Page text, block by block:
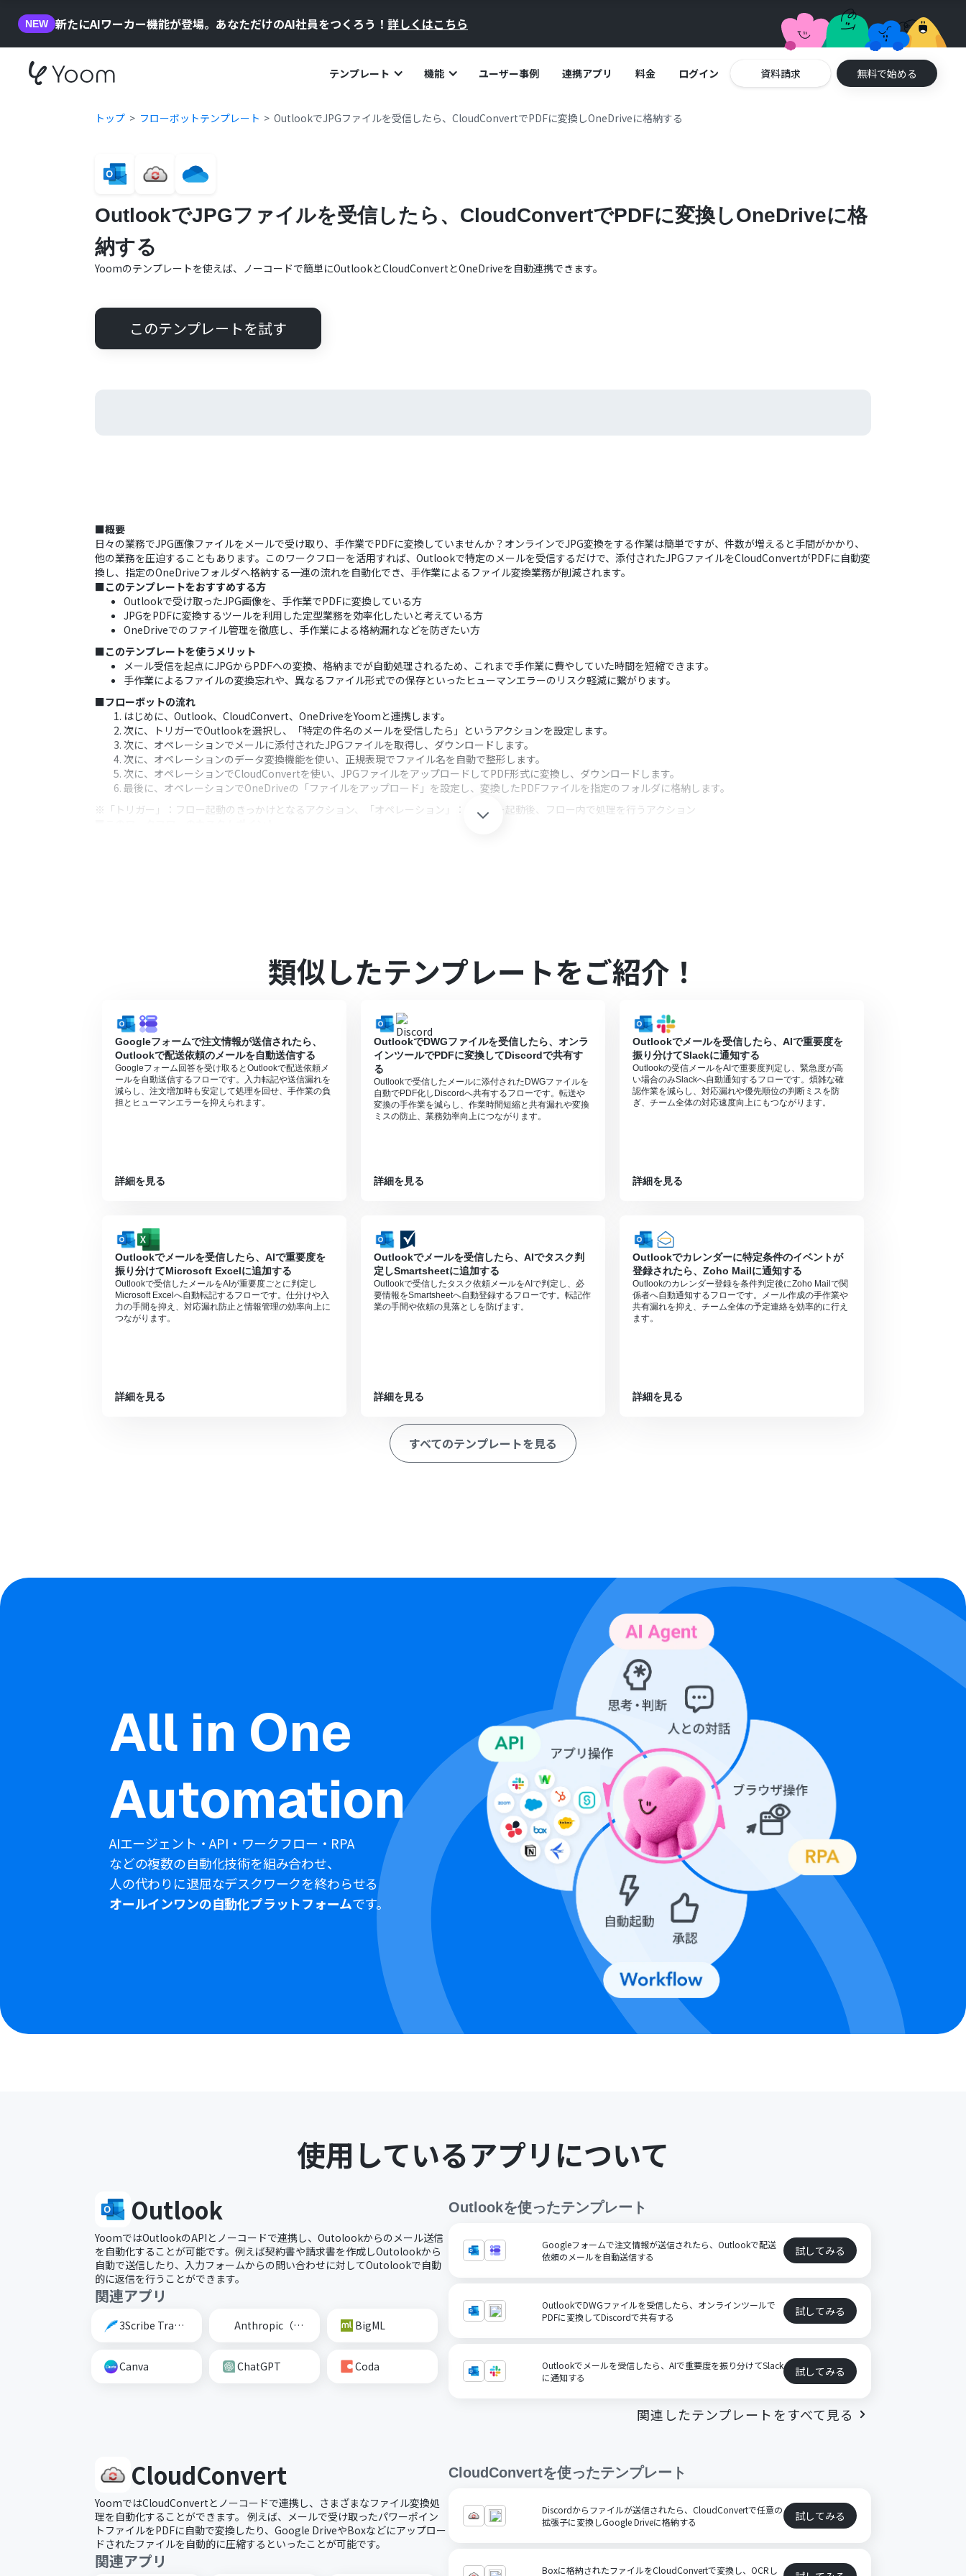
NEW 新たにAIワーカー機能が登場。あなただけのAI社員をつくろう！ 詳しくはこちら
テンプレート 機能 ユーザー事例 連携アプリ 料金 ログイン 資料請求 無料で始める
トップ フローボットテンプレート OutlookでJPGファイルを受信したら、CloudConvertでPDFに変換しOneDriveに格納する
OutlookでJPGファイルを受信したら、CloudConvertでPDFに変換しOneDriveに格
納する
Yoomのテンプレートを使えば、ノーコードで簡単にOutlookとCloudConvertとOneDriveを自動連携できます。
このテンプレートを試す
■概要
日々の業務でJPG画像ファイルをメールで受け取り、手作業でPDFに変換していませんか？オンラインでJPG変換をする作業は簡単ですが、件数が増えると手間がかかり、
他の業務を圧迫することもあります。このワークフローを活用すれば、Outlookで特定のメールを受信するだけで、添付されたJPGファイルをCloudConvertがPDFに自動変
換し、指定のOneDriveフォルダへ格納する一連の流れを自動化でき、手作業によるファイル変換業務が削減されます。
■このテンプレートをおすすめする方
Outlookで受け取ったJPG画像を、手作業でPDFに変換している方
JPGをPDFに変換するツールを利用した定型業務を効率化したいと考えている方
OneDriveでのファイル管理を徹底し、手作業による格納漏れなどを防ぎたい方
■このテンプレートを使うメリット
メール受信を起点にJPGからPDFへの変換、格納までが自動処理されるため、これまで手作業に費やしていた時間を短縮できます。
手作業によるファイルの変換忘れや、異なるファイル形式での保存といったヒューマンエラーのリスク軽減に繋がります。
■フローボットの流れ
はじめに、Outlook、CloudConvert、OneDriveをYoomと連携します。
次に、トリガーでOutlookを選択し、「特定の件名のメールを受信したら」というアクションを設定します。
次に、オペレーションでメールに添付されたJPGファイルを取得し、ダウンロードします。
次に、オペレーションのデータ変換機能を使い、正規表現でファイル名を自動で整形します。
次に、オペレーションでCloudConvertを使い、JPGファイルをアップロードしてPDF形式に変換し、ダウンロードします。
最後に、オペレーションでOneDriveの「ファイルをアップロード」を設定し、変換したPDFファイルを指定のフォルダに格納します。
※「トリガー」：フロー起動のきっかけとなるアクション、「オペレーション」：トリガー起動後、フロー内で処理を行うアクション
トリガーは5分、10分、15分、30分、60分の間隔で起動間隔を選択できます。
プランによって最短の起動間隔が異なりますので、ご注意ください。
トリガー、各オペレーションでの取り扱い可能なファイル容量の詳細は「
」をご参照ください。
分岐はパーソナルプラン以上のプランでご利用いただける機能（オペレーション）となっております。フリープランの場合は設定しているフローボットのオペレーシ
ョンはエラーとなりますので、ご注意ください。
パーソナルプランなどの有料プランは、2週間の無料トライアルを行うことが可能です。無料トライアル中には制限対象のアプリや機能（オペレーション）を使用す
ることができます。詳しくは、料金プランのページをご参照ください。
オペレーション数が5つを越えるフローボットは、パーソナルプラン以上のプランで作成可能です。フリープランの場合はフローボットが起動しないため、ご注意く
ださい。
類似したテンプレートをご紹介！
Googleフォームで注文情報が送信されたら、
Outlookで配送依頼のメールを自動送信する
Googleフォーム回答を受け取るとOutlookで配送依頼メ
ールを自動送信するフローです。入力転記や送信漏れを
減らし、注文増加時も安定して処理を回せ、手作業の負
担とヒューマンエラーを抑えられます。
詳細を見る
OutlookでDWGファイルを受信したら、オンラ
インツールでPDFに変換してDiscordで共有す
る
Outlookで受信したメールに添付されたDWGファイルを
自動でPDF化しDiscordへ共有するフローです。転送や
変換の手作業を減らし、作業時間短縮と共有漏れや変換
ミスの防止、業務効率向上につながります。
詳細を見る
Outlookでメールを受信したら、AIで重要度を
振り分けてSlackに通知する
Outlookの受信メールをAIで重要度判定し、緊急度が高
い場合のみSlackへ自動通知するフローです。煩雑な確
認作業を減らし、対応漏れや優先順位の判断ミスを防
ぎ、チーム全体の対応速度向上にもつながります。
詳細を見る
Outlookでメールを受信したら、AIで重要度を
振り分けてMicrosoft Excelに追加する
Outlookで受信したメールをAIが重要度ごとに判定し
Microsoft Excelへ自動転記するフローです。仕分けや入
力の手間を抑え、対応漏れ防止と情報管理の効率向上に
つながります。
詳細を見る
Outlookでメールを受信したら、AIでタスク判
定しSmartsheetに追加する
Outlookで受信したタスク依頼メールをAIで判定し、必
要情報をSmartsheetへ自動登録するフローです。転記作
業の手間や依頼の見落としを防げます。
詳細を見る
Outlookでカレンダーに特定条件のイベントが
登録されたら、Zoho Mailに通知する
Outlookのカレンダー登録を条件判定後にZoho Mailで関
係者へ自動通知するフローです。メール作成の手作業や
共有漏れを抑え、チーム全体の予定連絡を効率的に行え
ます。
詳細を見る
すべてのテンプレートを見る
All in One
Automation
AIエージェント・API・ワークフロー・RPA
などの複数の自動化技術を組み合わせ、
人の代わりに退屈なデスクワークを終わらせる
オールインワンの自動化プラットフォームです。
使用しているアプリについて
Outlook
YoomではOutlookのAPIとノーコードで連携し、Outolookからのメール送信
を自動化することが可能です。例えば契約書や請求書を作成しOutolookから
自動で送信したり、入力フォームからの問い合わせに対してOutolookで自動
的に返信を行うことができます。
関連アプリ
3Scribe Transcription Anthropic（Claude） BigML
Canva ChatGPT Coda
Outlookを使ったテンプレート
Googleフォームで注文情報が送信されたら、Outlookで配送
依頼のメールを自動送信する
試してみる
OutlookでDWGファイルを受信したら、オンラインツールで
PDFに変換してDiscordで共有する
試してみる
Outlookでメールを受信したら、AIで重要度を振り分けてSlack
に通知する
試してみる
関連したテンプレートをすべて見る
CloudConvert
YoomではCloudConvertとノーコードで連携し、さまざまなファイル変換処
理を自動化することができます。 例えば、メールで受け取ったパワーポイン
トファイルをPDFに自動で変換したり、Google DriveやBoxなどにアップロー
ドされたファイルを自動的に圧縮するといったことが可能です。
関連アプリ
CloudConvertを使ったテンプレート
Discordからファイルが送信されたら、CloudConvertで任意の
拡張子に変換しGoogle Driveに格納する
試してみる
Boxに格納されたファイルをCloudConvertで変換し、OCRし